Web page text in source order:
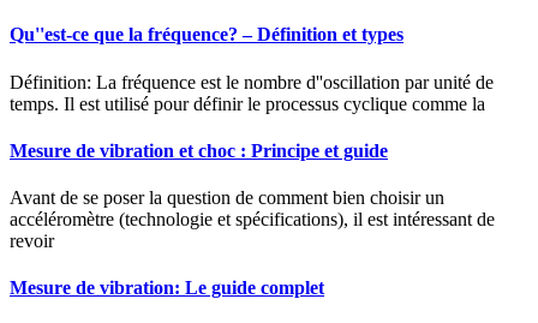
Qu''est-ce que la fréquence? – Définition et types
Définition: La fréquence est le nombre d''oscillation par unité de
temps. Il est utilisé pour définir le processus cyclique comme la
Mesure de vibration et choc : Principe et guide
Avant de se poser la question de comment bien choisir un
accéléromètre (technologie et spécifications), il est intéressant de
revoir
Mesure de vibration: Le guide complet